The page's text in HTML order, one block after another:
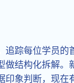
追踪每位学员的
做结构化拆解。
印象判断，现在